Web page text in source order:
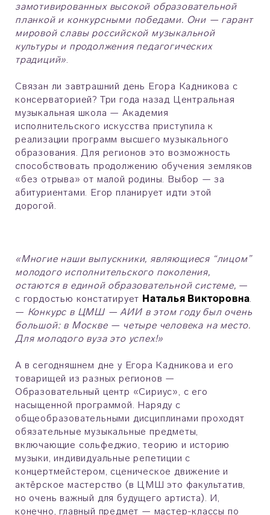
замотивированных высокой образовательной
планкой и конкурсными победами. Они — гарант
мировой славы российской музыкальной
культуры и продолжения педагогических
традиций».
Связан ли завтрашний день Егора Кадникова с
консерваторией? Три года назад Центральная
музыкальная школа — Академия
исполнительского искусства приступила к
реализации программ высшего музыкального
образования. Для регионов это возможность
способствовать продолжению обучения земляков
«без отрыва» от малой родины. Выбор — за
абитуриентами. Егор планирует идти этой
дорогой.
«Многие наши выпускники, являющиеся “лицом”
молодого исполнительского поколения,
остаются в единой образовательной системе, —
с гордостью констатирует Наталья Викторовна.
— Конкурс в ЦМШ — АИИ в этом году был очень
большой: в Москве — четыре человека на место.
Для молодого вуза это успех!»
А в сегодняшнем дне у Егора Кадникова и его
товарищей из разных регионов —
Образовательный центр «Сириус», с его
насыщенной программой. Наряду с
общеобразовательными дисциплинами проходят
обязательные музыкальные предметы,
включающие сольфеджио, теорию и историю
музыки, индивидуальные репетиции с
концертмейстером, сценическое движение и
актёрское мастерство (в ЦМШ это факультатив,
но очень важный для будущего артиста). И,
конечно, главный предмет — мастер-классы по